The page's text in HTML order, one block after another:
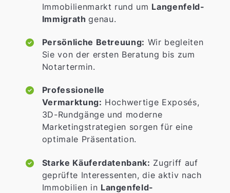
Immobilienmarkt rund um Langenfeld-
Immigrathgenau.
Persönliche Betreuung: Wir begleiten
Sie von der ersten Beratung bis zum
Notartermin.
Professionelle
Vermarktung: Hochwertige Exposés,
3D-Rundgänge und moderne
Marketingstrategien sorgen für eine
optimale Präsentation.
Starke Käuferdatenbank: Zugriff auf
geprüfte Interessenten, die aktiv nach
Immobilien in Langenfeld-